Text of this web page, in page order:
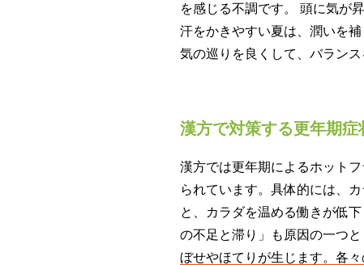
を感じる不調です。 頭に気が
汗をかきやすい夏は、潤いを
気の巡りを良くして、バランス
漢方で対策する更年期
漢方では更年期によるホット
られています。具体的には、
と、カラダを温める働きが低
の不足と滞り」も原因の一つと
ぼせやほてりが生じます。各